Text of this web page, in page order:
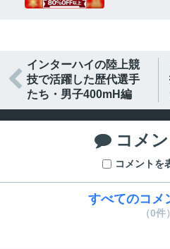

インターハイの陸上競
技で活躍した歴代選手
たち・男子400mH編
 コメン
コメントを
すべてのコメ
（0件）